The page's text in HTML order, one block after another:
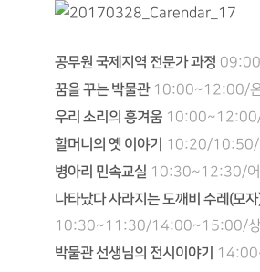
공무원 국제지역 전문가 과정
꿈을 꾸는 박물관 10:00~12:00/
우리 소리의 흥겨움 10:00~12:00/
할머니의 옛 이야기 10:20/10:50/
병아리 민속교실 10:30~12:30/어
나타났다 사라지는 도깨비 수레(모
10:30~11:30/14:00~15:00/상
박물관 선생님의 전시이야기